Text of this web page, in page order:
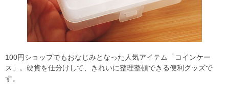
100円ショップでもおなじみとなった人気アイテム「コインケー
ス」。硬貨を仕分けして、きれいに整理整頓できる便利グッズで
す。